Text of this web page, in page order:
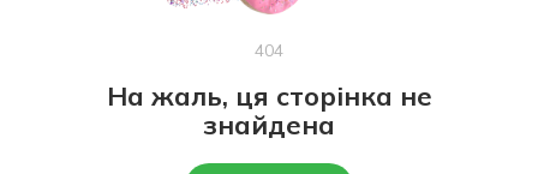
404
На жаль, ця сторінка не
знайдена